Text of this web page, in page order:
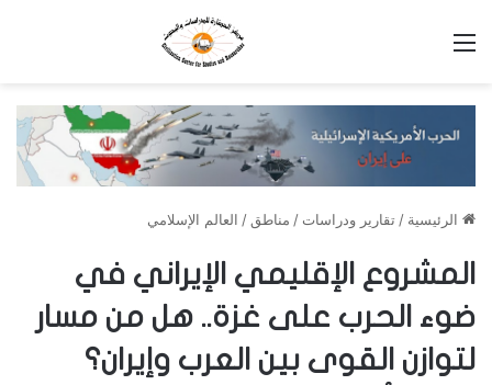
الرئيسية / تقارير ودراسات / مناطق / العالم الإسلامي
المشروع الإقليمي الإيراني في
ضوء الحرب على غزة.. هل من مسار
لتوازن القوى بين العرب وإيران؟